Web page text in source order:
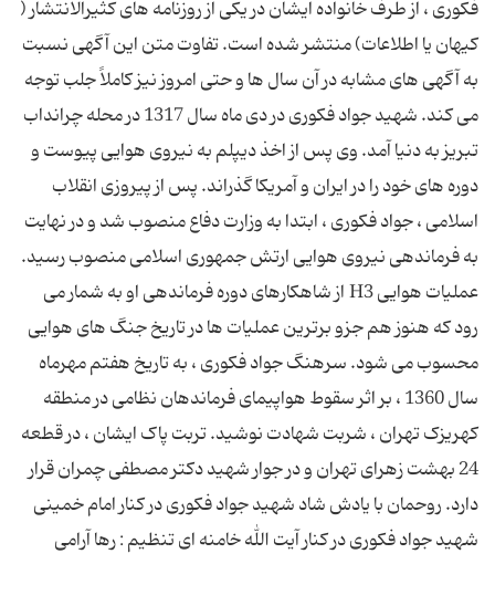
فکوری ، از طرف خانواده ایشان در یکی از روزنامه های کثیرالانتشار (
کیهان یا اطلاعات) منتشر شده است. تفاوت متن این آگهی نسبت
به آگهی های مشابه در آن سال ها و حتی امروز نیز کاملاً جلب توجه
می کند. شهید جواد فکوری در دی ماه سال 1317 در محله چرانداب
تبریز به دنیا آمد. وی پس از اخذ دیپلم به نیروی هوایی پیوست و
دوره های خود را در ایران و آمریکا گذراند. پس از پیروزی انقلاب
اسلامی ، جواد فکوری ، ابتدا به وزارت دفاع منصوب شد و در نهایت
به فرماندهی نیروی هوایی ارتش جمهوری اسلامی منصوب رسید.
عملیات هوایی H3 از شاهکارهای دوره فرماندهی او به شمار می
رود که هنوز هم جزو برترین عملیات ها در تاریخ جنگ های هوایی
محسوب می شود. سرهنگ جواد فکوری ، به تاریخ هفتم مهرماه
سال 1360 ، بر اثر سقوط هواپیمای فرماندهان نظامی در منطقه
کهریزک تهران ، شربت شهادت نوشید. تربت پاک ایشان ، در قطعه
24 بهشت زهرای تهران و در جوار شهید دکتر مصطفی چمران قرار
دارد. روحمان با یادش شاد شهید جواد فکوری در کنار امام خمینی
شهید جواد فکوری در کنار آیت الله خامنه ای تنظیم : رها آرامی